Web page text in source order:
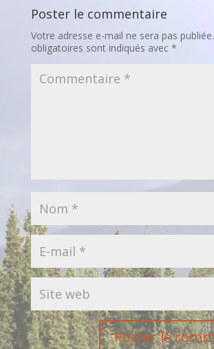
Poster le commentaire
Votre adresse e-mail ne sera pas publiée.
obligatoires sont indiqués avec *